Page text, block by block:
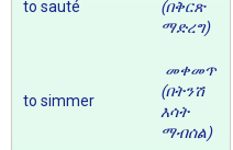
to sauté
(በቅርጽ
ማድረግ)
to simmer
መቀመጥ
(በትንሽ
እሳት
ማብሰል)